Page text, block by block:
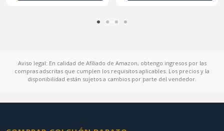
Aviso legal: En calidad de Afiliado de Amazon, obtengo ingresos por las
compras adscritas que cumplen los requisitos aplicables. Los precios y la
disponibilidad están sujetos a cambios por parte del vendedor.